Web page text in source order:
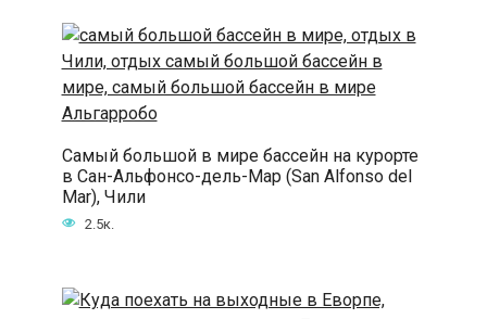
Самый большой в мире бассейн на курорте
в Сан-Альфонсо-дель-Мар (San Alfonso del
Mar), Чили
2.5к.